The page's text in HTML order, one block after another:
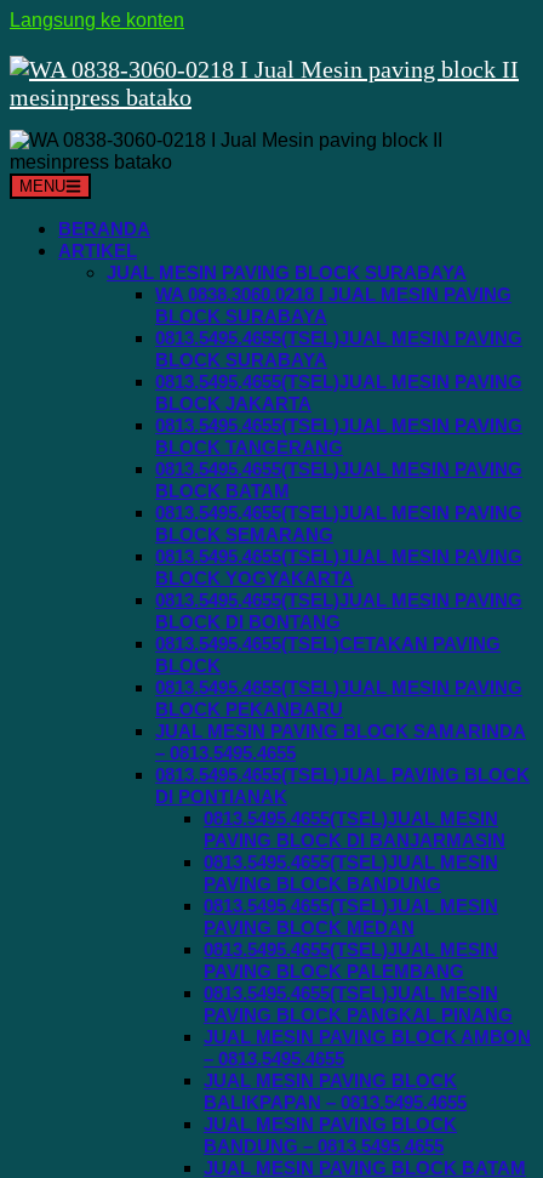
Langsung ke konten
MENU
BERANDA
ARTIKEL
JUAL MESIN PAVING BLOCK SURABAYA
WA 0838.3060.0218 I JUAL MESIN PAVING
BLOCK SURABAYA
0813.5495.4655(TSEL)JUAL MESIN PAVING
BLOCK SURABAYA
0813.5495.4655(TSEL)JUAL MESIN PAVING
BLOCK JAKARTA
0813.5495.4655(TSEL)JUAL MESIN PAVING
BLOCK TANGERANG
0813.5495.4655(TSEL)JUAL MESIN PAVING
BLOCK BATAM
0813.5495.4655(TSEL)JUAL MESIN PAVING
BLOCK SEMARANG
0813.5495.4655(TSEL)JUAL MESIN PAVING
BLOCK YOGYAKARTA
0813.5495.4655(TSEL)JUAL MESIN PAVING
BLOCK DI BONTANG
0813.5495.4655(TSEL)CETAKAN PAVING
BLOCK
0813.5495.4655(TSEL)JUAL MESIN PAVING
BLOCK PEKANBARU
JUAL MESIN PAVING BLOCK SAMARINDA
– 0813.5495.4655
0813.5495.4655(TSEL)JUAL PAVING BLOCK
DI PONTIANAK
0813.5495.4655(TSEL)JUAL MESIN
PAVING BLOCK DI BANJARMASIN
0813.5495.4655(TSEL)JUAL MESIN
PAVING BLOCK BANDUNG
0813.5495.4655(TSEL)JUAL MESIN
PAVING BLOCK MEDAN
0813.5495.4655(TSEL)JUAL MESIN
PAVING BLOCK PALEMBANG
0813.5495.4655(TSEL)JUAL MESIN
PAVING BLOCK PANGKAL PINANG
JUAL MESIN PAVING BLOCK AMBON
– 0813.5495.4655
JUAL MESIN PAVING BLOCK
BALIKPAPAN – 0813.5495.4655
JUAL MESIN PAVING BLOCK
BANDUNG – 0813.5495.4655
JUAL MESIN PAVING BLOCK BATAM